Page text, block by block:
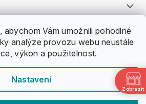
abychom Vám umožnili pohodlné
analýze provozu webu neustále
výkon a použitelnost.
Nastavení
Zobrazit